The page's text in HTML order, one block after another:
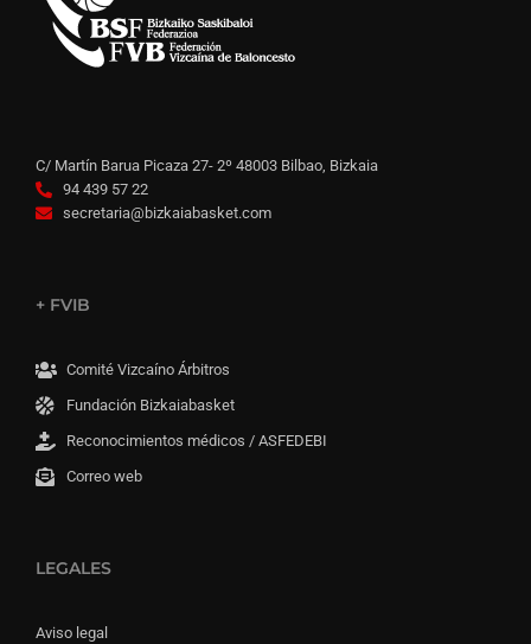
C/ Martín Barua Picaza 27- 2º 48003 Bilbao, Bizkaia
94 439 57 22
secretaria@bizkaiabasket.com
+ FVIB
Comité Vizcaíno Árbitros
Fundación Bizkaiabasket
Reconocimientos médicos / ASFEDEBI
Correo web
LEGALES
Aviso legal